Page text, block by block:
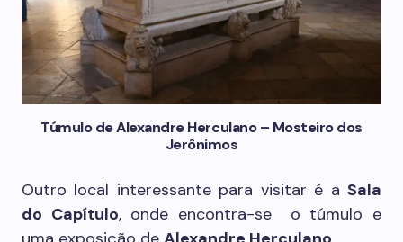
Túmulo de Alexandre Herculano – Mosteiro dos
Jerônimos
Outro local interessante para visitar é a Sala
do Capítulo, onde encontra-se o túmulo e